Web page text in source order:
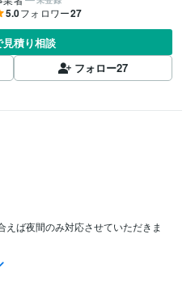
5.0フォロワー27
見積り相談
フォロー27
ば夜間のみ対応させていただきま
には対応しかねます